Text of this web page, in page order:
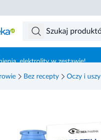
elektrolity w zestawie!
Bez recepty Oczy i uszy